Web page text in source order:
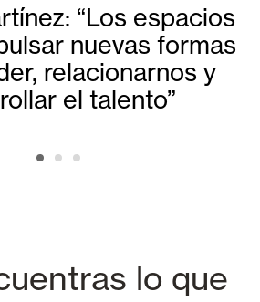
“Los espacios
nuevas formas
relacionarnos y
el talento”
lo que